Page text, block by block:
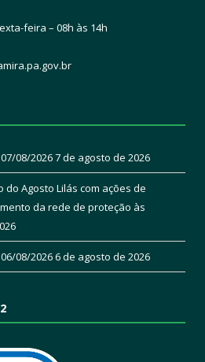
feira – 08h às 14h
gov.br
08/20267 de agosto de 2026
Agosto Lilás com ações de
da rede de proteção às
08/20266 de agosto de 2026